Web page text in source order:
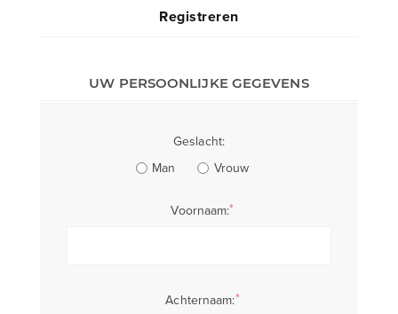
Registreren
UW PERSOONLIJKE GEGEVENS
Geslacht:
Man
Vrouw
Voornaam:*
Achternaam:*